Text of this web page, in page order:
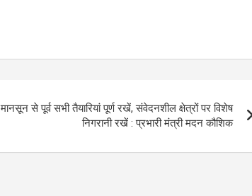
मानसून से पूर्व सभी तैयारियां पूर्ण रखें, संवेदनशील क्षेत्रों पर विशेष
निगरानी रखें : प्रभारी मंत्री मदन कौशिक